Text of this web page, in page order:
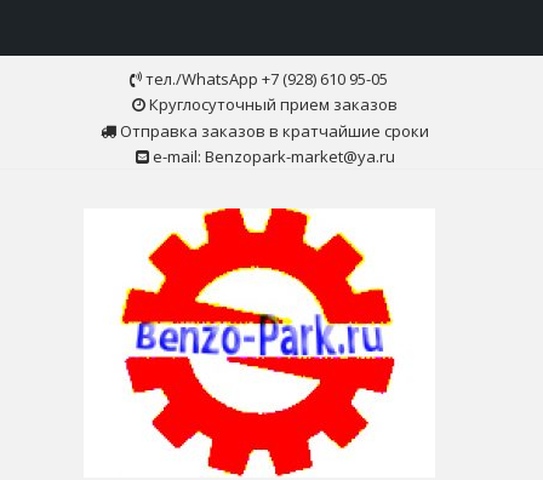
тел./WhatsApp +7 (928) 610 95-05
Круглосуточный прием заказов
Отправка заказов в кратчайшие сроки
e-mail: Benzopark-market@ya.ru